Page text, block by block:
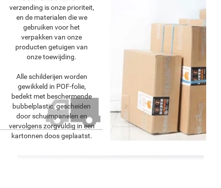
verzending is onze prioriteit,
en de materialen die we
gebruiken voor het
verpakken van onze
producten getuigen van
onze toewijding.
Alle schilderijen worden
gewikkeld in POF-folie,
bedekt met beschermende
bubbelplastic, gescheiden
door schuimpanelen en
vervolgens zorgvuldig in een
kartonnen doos geplaatst.